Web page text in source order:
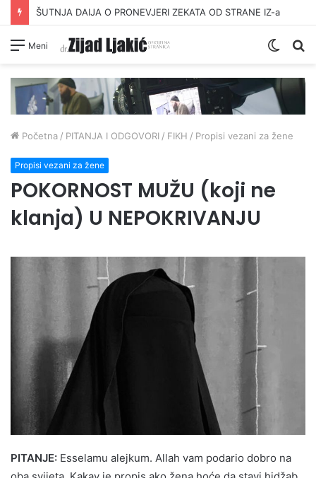
ŠUTNJA DAIJA O PRONEVJERI ZEKATA OD STRANE IZ-a
Meni
Switch
Početna / PITANJA I ODGOVORI / FIKH / Propisi vezani za žene
Propisi vezani za žene
POKORNOST MUŽU (koji ne
klanja) U NEPOKRIVANJU
PITANJE: Esselamu alejkum. Allah vam podario dobro na